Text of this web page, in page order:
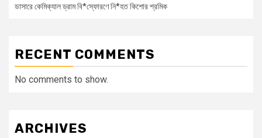
ডাসারে কেমিক্যাল ড্রাম বি*স্ফোরণে নি*হত কিশোর শ্রমিক
RECENT COMMENTS
No comments to show.
ARCHIVES